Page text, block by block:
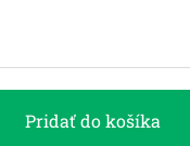
Pridať do košíka